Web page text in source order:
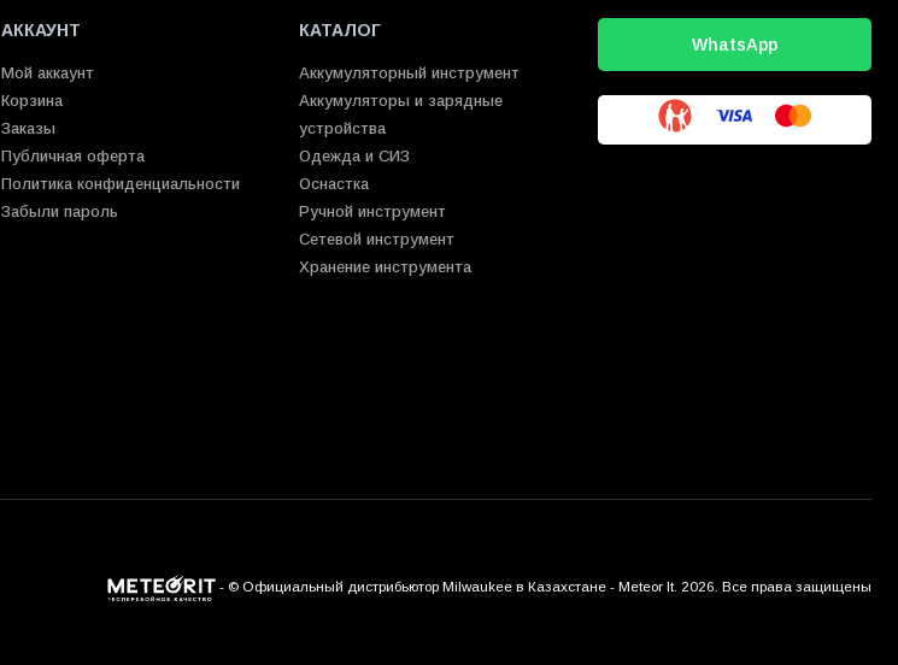
АККАУНТ
Мой аккаунт
Корзина
Заказы
Публичная оферта
Политика конфиденциальности
Забыли пароль
КАТАЛОГ
Аккумуляторный инструмент
Аккумуляторы и зарядные
устройства
Одежда и СИЗ
Оснастка
Ручной инструмент
Сетевой инструмент
Хранение инструмента
WhatsApp
- © Официальный дистрибьютор Milwaukee в Казахстане - Meteor It. 2026. Все права защищены